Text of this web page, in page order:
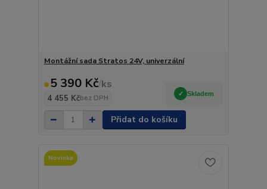
Montážní sada Stratos 24V, univerzální
5 390 Kč/ks
4 455 Kčbez DPH
Skladem
Přidat do košíku
Novinka